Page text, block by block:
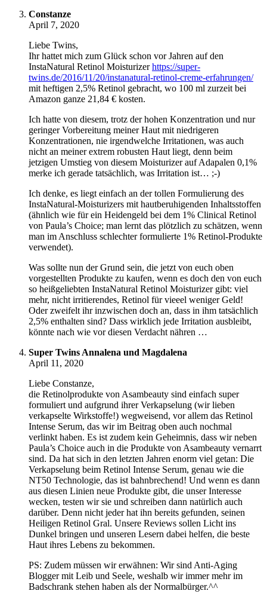
Constanze
April 7, 2020
Liebe Twins,
Ihr hattet mich zum Glück schon vor Jahren auf den
InstaNatural Retinol Moisturizerhttps://super-
twins.de/2016/11/20/instanatural-retinol-creme-erfahrungen/
mit heftigen 2,5% Retinol gebracht, wo 100 ml zurzeit bei
Amazon ganze 21,84 € kosten.
Ich hatte von diesem, trotz der hohen Konzentration und nur
geringer Vorbereitung meiner Haut mit niedrigeren
Konzentrationen, nie irgendwelche Irritationen, was auch
nicht an meiner extrem robusten Haut liegt, denn beim
jetzigen Umstieg von diesem Moisturizer auf Adapalen 0,1%
merke ich gerade tatsächlich, was Irritation ist… ;-)
Ich denke, es liegt einfach an der tollen Formulierung des
InstaNatural-Moisturizers mit hautberuhigenden Inhaltsstoffen
(ähnlich wie für ein Heidengeld bei dem 1% Clinical Retinol
von Paula’s Choice; man lernt das plötzlich zu schätzen, wenn
man im Anschluss schlechter formulierte 1% Retinol-Produkte
verwendet).
Was sollte nun der Grund sein, die jetzt von euch oben
vorgestellten Produkte zu kaufen, wenn es doch den von euch
so heißgeliebten InstaNatural Retinol Moisturizer gibt: viel
mehr, nicht irritierendes, Retinol für vieeel weniger Geld!
Oder zweifelt ihr inzwischen doch an, dass in ihm tatsächlich
2,5% enthalten sind? Dass wirklich jede Irritation ausbleibt,
könnte nach wie vor diesen Verdacht nähren …
Super Twins Annalena und Magdalena
April 11, 2020
Liebe Constanze,
die Retinolprodukte von Asambeauty sind einfach super
formuliert und aufgrund ihrer Verkapselung (wir lieben
verkapselte Wirkstoffe!) wegweisend, vor allem das Retinol
Intense Serum, das wir im Beitrag oben auch nochmal
verlinkt haben. Es ist zudem kein Geheimnis, dass wir neben
Paula’s Choice auch in die Produkte von Asambeauty vernarrt
sind. Da hat sich in den letzten Jahren enorm viel getan: Die
Verkapselung beim Retinol Intense Serum, genau wie die
NT50 Technologie, das ist bahnbrechend! Und wenn es dann
aus diesen Linien neue Produkte gibt, die unser Interesse
wecken, testen wir sie und schreiben dann natürlich auch
darüber. Denn nicht jeder hat ihn bereits gefunden, seinen
Heiligen Retinol Gral. Unsere Reviews sollen Licht ins
Dunkel bringen und unseren Lesern dabei helfen, die beste
Haut ihres Lebens zu bekommen.
PS: Zudem müssen wir erwähnen: Wir sind Anti-Aging
Blogger mit Leib und Seele, weshalb wir immer mehr im
Badschrank stehen haben als der Normalbürger.^^